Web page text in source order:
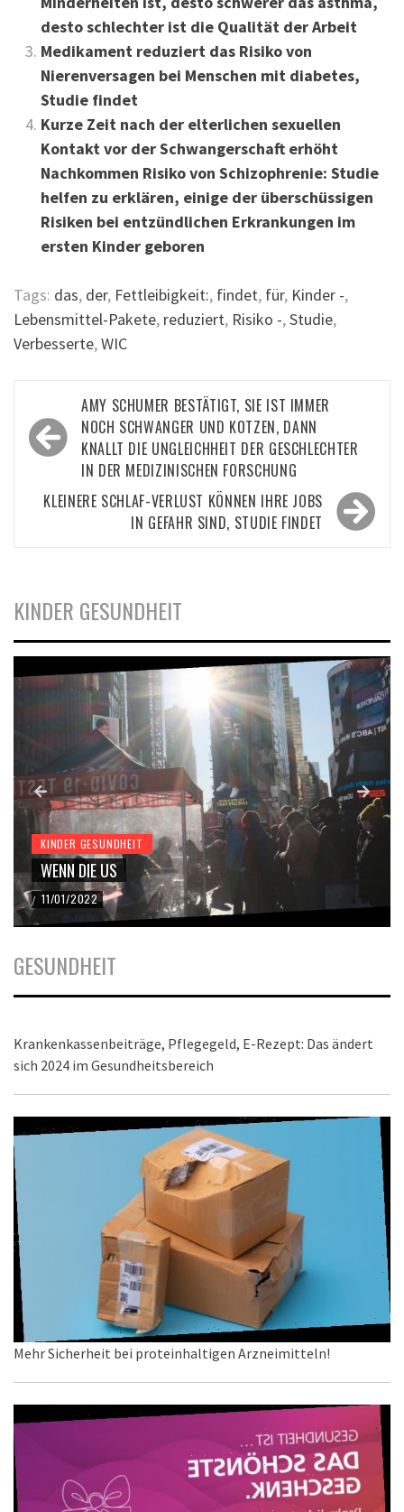
desto schlechter ist die Qualität der Arbeit
Medikament reduziert das Risiko von
Nierenversagen bei Menschen mit diabetes,
Studie findet
Kurze Zeit nach der elterlichen sexuellen
Kontakt vor der Schwangerschaft erhöht
Nachkommen Risiko von Schizophrenie: Studie
helfen zu erklären, einige der überschüssigen
Risiken bei entzündlichen Erkrankungen im
ersten Kinder geboren
Tags: das, der, Fettleibigkeit:, findet, für, Kinder -,
Lebensmittel-Pakete, reduziert, Risiko -,Studie,
Verbesserte,WIC
Beitragsnavigation
AMY SCHUMER BESTÄTIGT, SIE IST IMMER
NOCH SCHWANGER UND KOTZEN, DANN
KNALLT DIE UNGLEICHHEIT DER GESCHLECHTER
IN DER MEDIZINISCHEN FORSCHUNG
KLEINERE SCHLAF-VERLUST KÖNNEN IHRE JOBS
IN GEFAHR SIND, STUDIE FINDET
KINDER GESUNDHEIT
KINDER GESUNDHEIT
WENN DIE US
/ 11/01/2022
GESUNDHEIT
Krankenkassenbeiträge, Pflegegeld, E-Rezept: Das ändert
sich 2024 im Gesundheitsbereich
Mehr Sicherheit bei proteinhaltigen Arzneimitteln!